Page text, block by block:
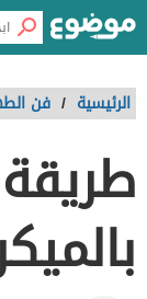
الرئيسية / فن